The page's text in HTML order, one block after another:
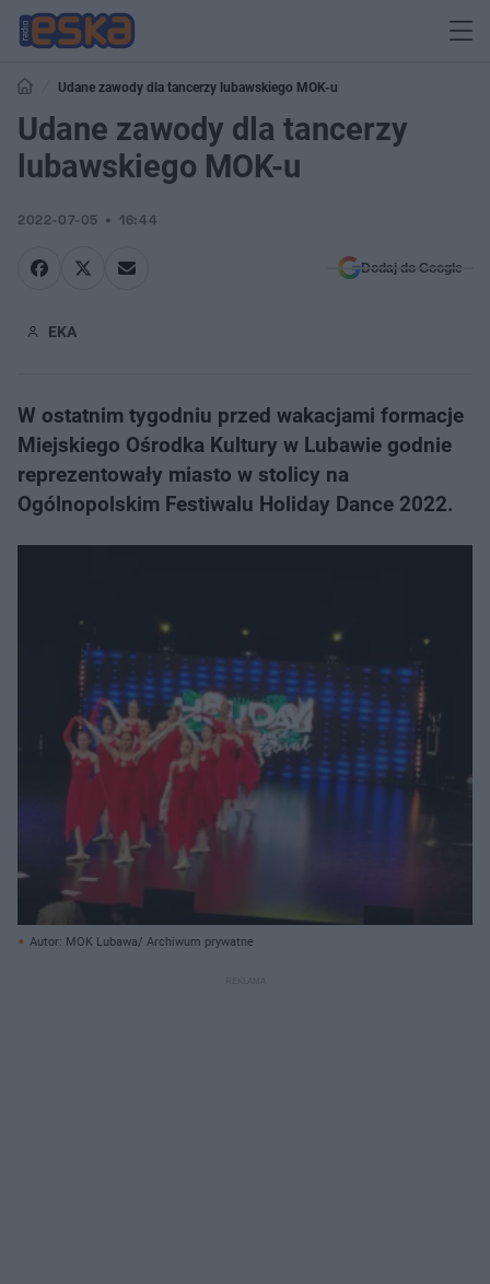
Udane zawody dla tancerzy lubawskiego MOK-u
Udane zawody dla tancerzy
lubawskiego MOK-u
2022-07-05 16:44
Dodaj do Google
EKA
W ostatnim tygodniu przed wakacjami formacje
Miejskiego Ośrodka Kultury w Lubawie godnie
reprezentowały miasto w stolicy na
Ogólnopolskim Festiwalu Holiday Dance 2022.
Autor: MOK Lubawa/ Archiwum prywatne